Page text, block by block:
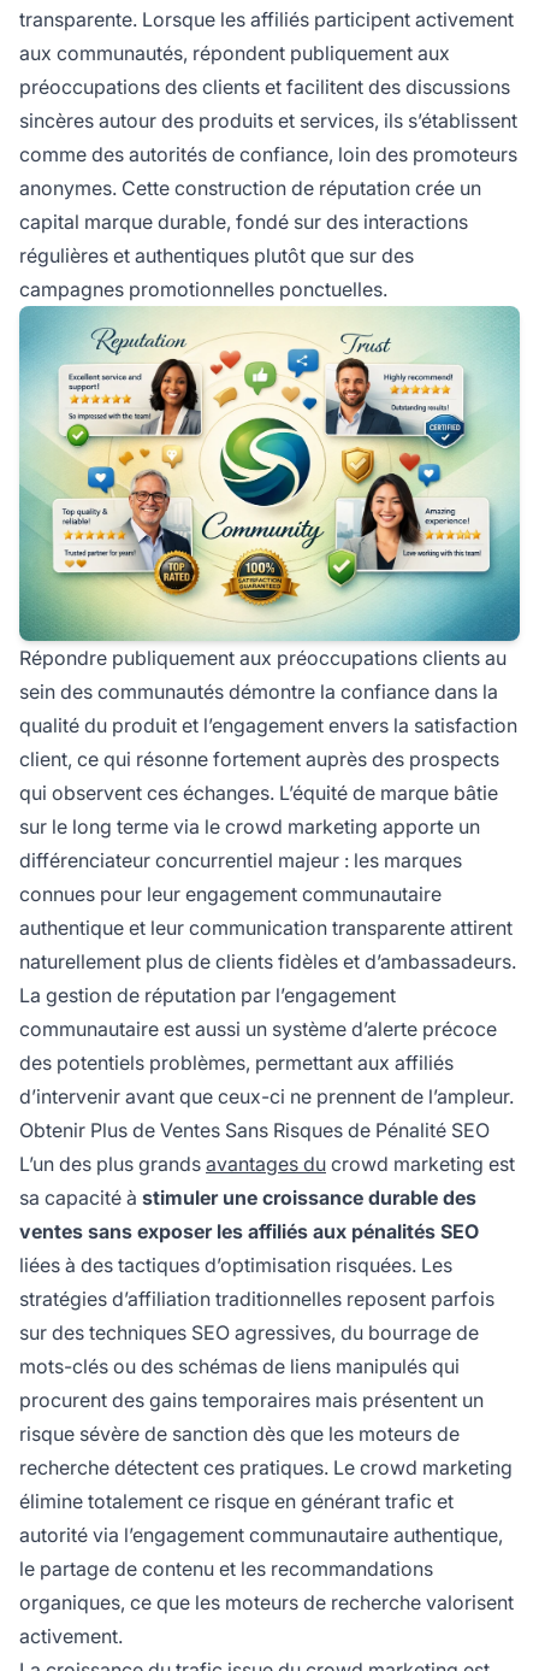
transparente. Lorsque les affiliés participent activement
aux communautés, répondent publiquement aux
préoccupations des clients et facilitent des discussions
sincères autour des produits et services, ils s’établissent
comme des autorités de confiance, loin des promoteurs
anonymes. Cette construction de réputation crée un
capital marque durable, fondé sur des interactions
régulières et authentiques plutôt que sur des
campagnes promotionnelles ponctuelles.
Répondre publiquement aux préoccupations clients au
sein des communautés démontre la confiance dans la
qualité du produit et l’engagement envers la satisfaction
client, ce qui résonne fortement auprès des prospects
qui observent ces échanges. L’équité de marque bâtie
sur le long terme via le crowd marketing apporte un
différenciateur concurrentiel majeur : les marques
connues pour leur engagement communautaire
authentique et leur communication transparente attirent
naturellement plus de clients fidèles et d’ambassadeurs.
La gestion de réputation par l’engagement
communautaire est aussi un système d’alerte précoce
des potentiels problèmes, permettant aux affiliés
d’intervenir avant que ceux-ci ne prennent de l’ampleur.
Obtenir Plus de Ventes Sans Risques de Pénalité SEO
L’un des plus grands avantages du crowd marketing est
sa capacité à stimuler une croissance durable des
ventes sans exposer les affiliés aux pénalités SEO
liées à des tactiques d’optimisation risquées. Les
stratégies d’affiliation traditionnelles reposent parfois
sur des techniques SEO agressives, du bourrage de
mots-clés ou des schémas de liens manipulés qui
procurent des gains temporaires mais présentent un
risque sévère de sanction dès que les moteurs de
recherche détectent ces pratiques. Le crowd marketing
élimine totalement ce risque en générant trafic et
autorité via l’engagement communautaire authentique,
le partage de contenu et les recommandations
organiques, ce que les moteurs de recherche valorisent
activement.